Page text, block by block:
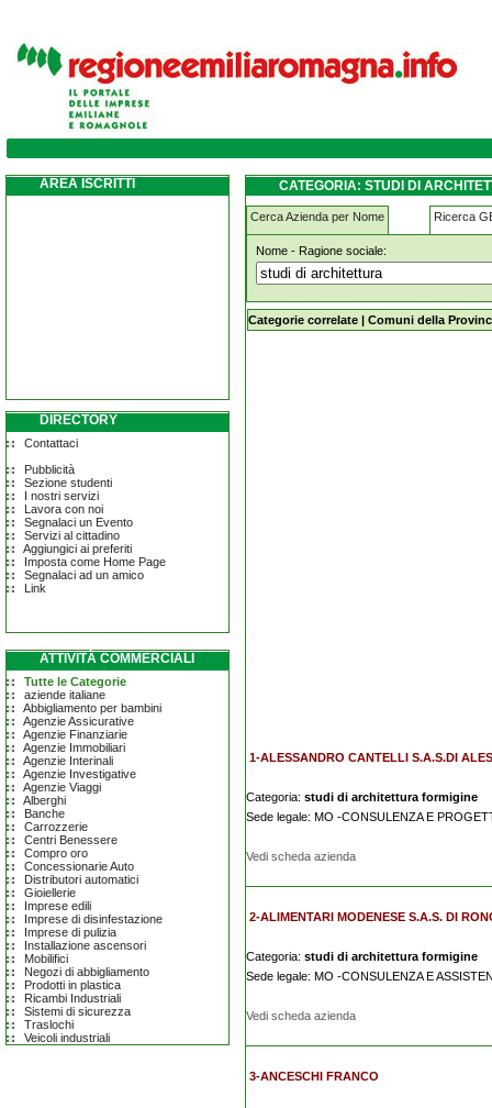
studi-di-architettura formigine
AREA ISCRITTI
DIRECTORY
Contattaci
Pubblicità
Sezione studenti
I nostri servizi
Lavora con noi
Segnalaci un Evento
Servizi al cittadino
Aggiungici ai preferiti
Imposta come Home Page
Segnalaci ad un amico
Link
ATTIVITÀ COMMERCIALI
Tutte le Categorie
aziende italiane
Abbigliamento per bambini
Agenzie Assicurative
Agenzie Finanziarie
Agenzie Immobiliari
Agenzie Interinali
Agenzie Investigative
Agenzie Viaggi
Alberghi
Banche
Carrozzerie
Centri Benessere
Compro oro
Concessionarie Auto
Distributori automatici
Gioiellerie
Imprese edili
Imprese di disinfestazione
Imprese di pulizia
Installazione ascensori
Mobilifici
Negozi di abbigliamento
Prodotti in plastica
Ricambi Industriali
Sistemi di sicurezza
Traslochi
Veicoli industriali
CATEGORIA: STUDI DI
Cerca Azienda per Nome Ricerca
Nome - Ragione sociale:
studi-di-architettura formigine
Categorie correlate | Comuni della
1-ALESSANDRO CANTELLI S.A.S.DI
Categoria: studi di architettura formigine
Sede legale: MO -CONSULENZA E
Vedi scheda azienda
2-ALIMENTARI MODENESE S.A.S. DI
Categoria: studi di architettura formigine
Sede legale: MO -CONSULENZA E
Vedi scheda azienda
3-ANCESCHI FRANCO